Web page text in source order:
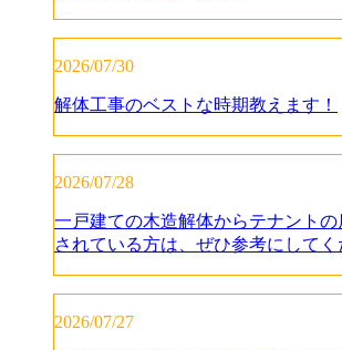
2026/07/30
解体工事のベストな時期教えます！
2026/07/28
一戸建ての木造解体からテナント
されている方は、ぜひ参考にしてく
2026/07/27